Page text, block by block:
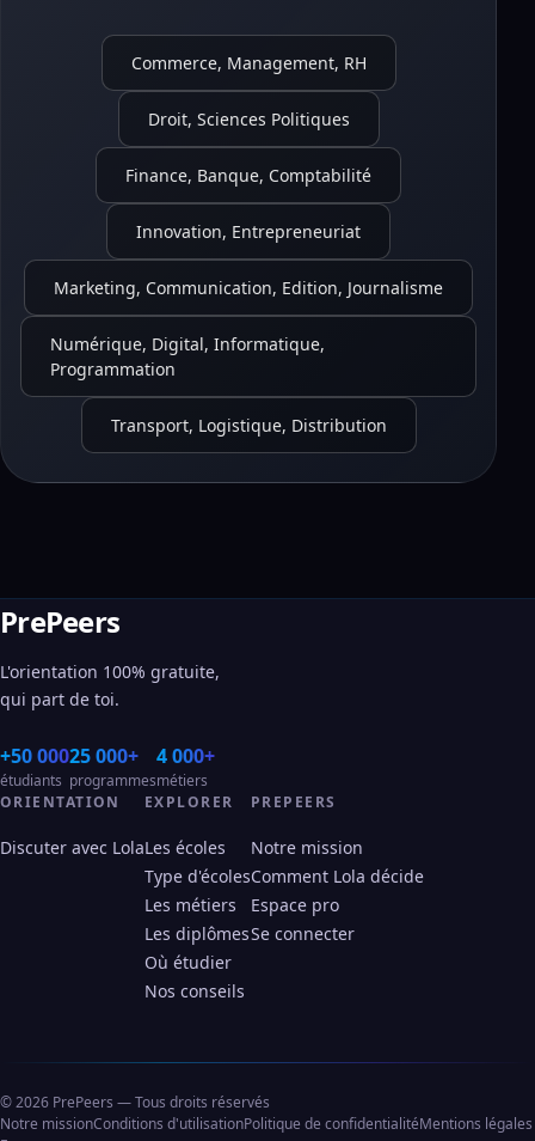
Commerce, Management, RH
Droit, Sciences Politiques
Finance, Banque, Comptabilité
Innovation, Entrepreneuriat
Marketing, Communication, Edition, Journalisme
Numérique, Digital, Informatique,
Programmation
Transport, Logistique, Distribution
PrePeers
L'orientation 100% gratuite,
qui part de toi.
+50 000
étudiants
25 000+
programmes
4 000+
métiers
ORIENTATION
Discuter avec Lola
EXPLORER
Les écoles
Type d'écoles
Les métiers
Les diplômes
Où étudier
Nos conseils
PREPEERS
Notre mission
Comment Lola décide
Espace pro
Se connecter
© 2026 PrePeers — Tous droits réservés
Notre missionConditions d'utilisationPolitique de confidentialitéMentions légales